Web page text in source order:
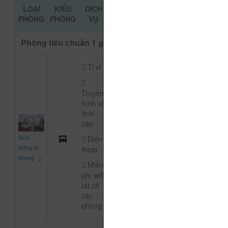
LOẠI
PHÒNG
KIỂU
PHÒNG
DỊCH
VỤ
Phòng tiêu chuẩn 1 giường
Xem
thông tin
phòng
Ti vi
Truyền
hình vệ
tinh/
cáp
Điện
thoại
Miễn
phí wifi
tất cả
các
phòng